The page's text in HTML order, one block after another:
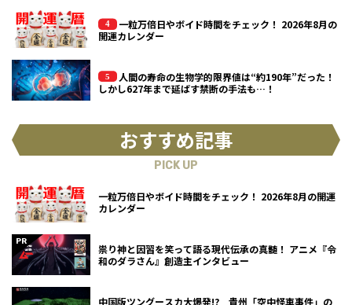
一粒万倍日やボイド時間をチェック！ 2026年8月の
開運カレンダー
人間の寿命の生物学的限界値は“約190年”だった！
しかし627年まで延ばす禁断の手法も…！
おすすめ記事
PICK UP
一粒万倍日やボイド時間をチェック！ 2026年8月の開運
カレンダー
祟り神と因習を笑って語る現代伝承の真髄！ アニメ『令
和のダラさん』創造主インタビュー
中国版ツングースカ大爆発!? 貴州「空中怪車事件」の